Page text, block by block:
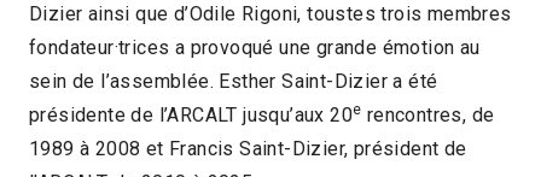
Dizier ainsi que d’Odile Rigoni, toustes trois membres
fondateur·trices a provoqué une grande émotion au
sein de l’assemblée. Esther Saint-Dizier a été
présidente de l’ARCALT jusqu’aux 20e rencontres, de
1989 à 2008 et Francis Saint-Dizier, président de